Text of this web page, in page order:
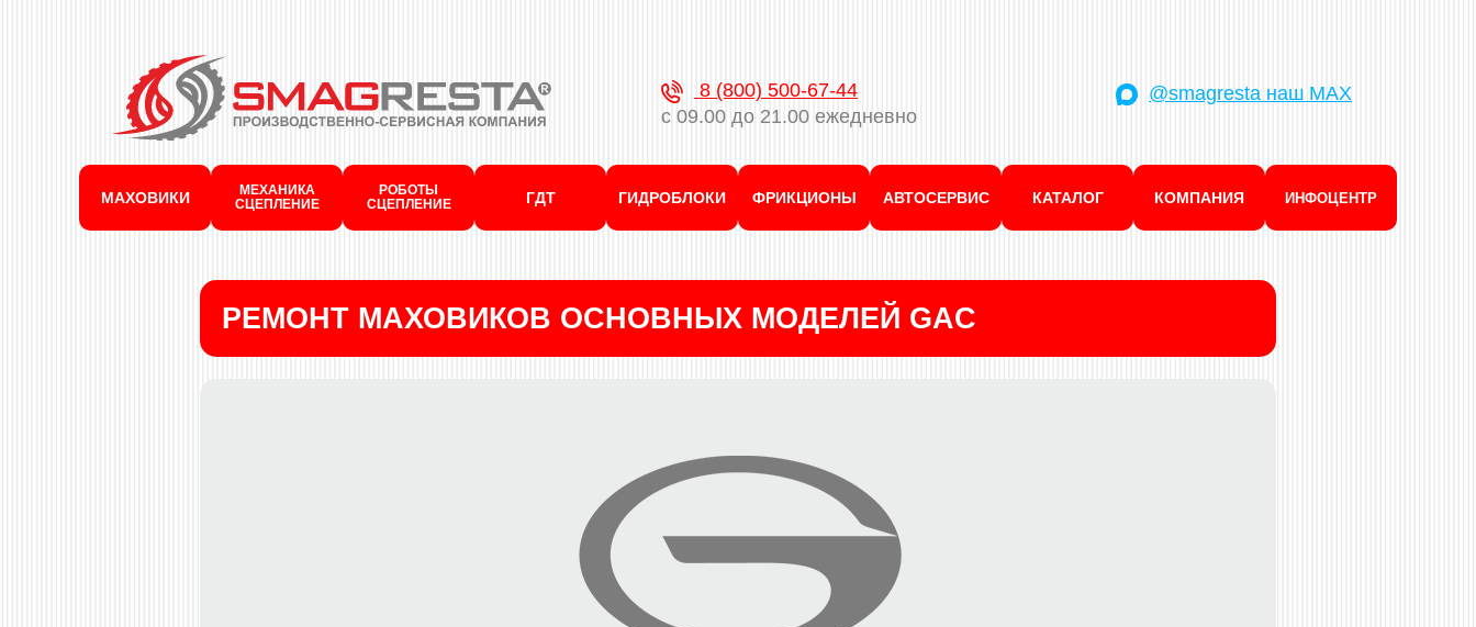
8 (800) 500-67-44
с 09.00 до 21.00 ежедневно
@smagresta наш MAX
МАХОВИКИ
МЕХАНИКА
СЦЕПЛЕНИЕ
РОБОТЫ
СЦЕПЛЕНИЕ
ГДТ ГИДРОБЛОКИ ФРИКЦИОНЫ АВТОСЕРВИС КАТАЛОГ КОМПАНИЯ ИНФОЦЕНТР
РЕМОНТ МАХОВИКОВ ОСНОВНЫХ МОДЕЛЕЙ GAC